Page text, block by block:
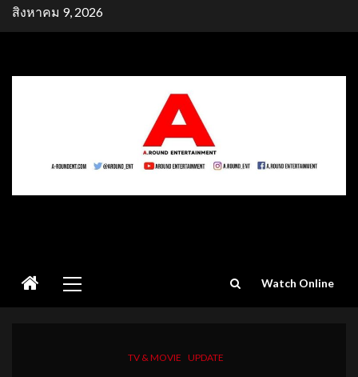
Skipสิงหาคม 9, 2026
Menu
Watch Online
TV & MOVIE UPDATE